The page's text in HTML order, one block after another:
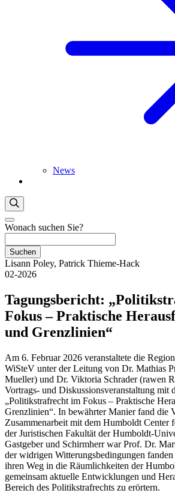
News
Wonach suchen Sie?
Suchen
Lisann Poley, Patrick Thieme-Hack
02-2026
Tagungsbericht:
Fokus – Praktische
und Grenzlinien“
Am 6. Februar 2026 veranstaltete die
WiSteV unter der Leitung von Dr. Mathias
Mueller) und Dr. Viktoria Schrader (rawen
Vortrags- und Diskussionsveranstaltung mit
„Politikstrafrecht im Fokus – Praktische
Grenzlinien“. In bewährter Manier fand die
Zusammenarbeit mit dem Humboldt Center
der Juristischen Fakultät der Humboldt-
Gastgeber und Schirmherr war Prof. Dr.
der widrigen Witterungsbedingungen
ihren Weg in die Räumlichkeiten der
gemeinsam aktuelle Entwicklungen und
Bereich des Politikstrafrechts zu erörtern.